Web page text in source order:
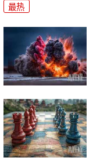
最热